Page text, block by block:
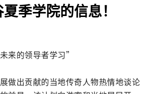
季学院的信息！
来的领导者学习”
做出贡献的当地传奇人物热情地谈论